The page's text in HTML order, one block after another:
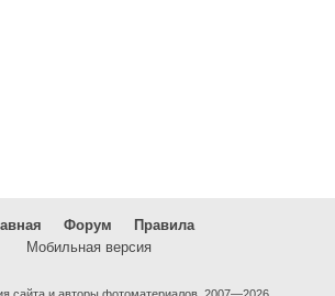
Форум
Правила
Мобильная версия